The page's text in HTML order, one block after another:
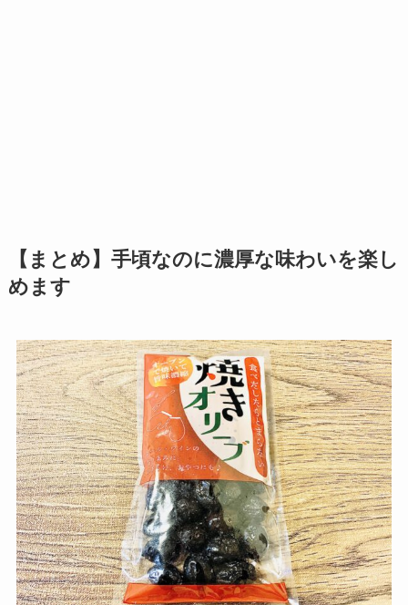
【まとめ】手頃なのに濃厚な味わいを楽し
めます